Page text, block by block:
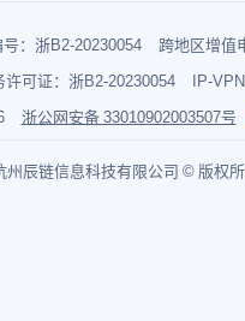
：浙B2-20230054
跨地区增值
可证：浙B2-20230054
IP-
浙公网安备 33010902003507号
州辰链信息科技有限公司 © 版权